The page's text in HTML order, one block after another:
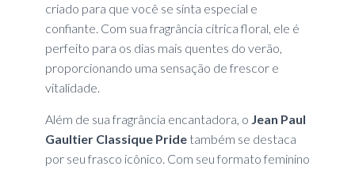
criado para que você se sinta especial e
confiante. Com sua fragrância cítrica floral, ele é
perfeito para os dias mais quentes do verão,
proporcionando uma sensação de frescor e
vitalidade.
Além de sua fragrância encantadora, o Jean Paul
Gaultier Classique Pridetambém se destaca
por seu frasco icônico. Com seu formato feminino